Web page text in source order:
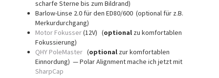
scharfe Sterne bis zum Bildrand)
Barlow-Linse 2.0 für den ED80/600 (optional für z.B.
Merkurdurchgang)
Motor Fokusser(12V) (optional zu komfortablen
Fokussierung)
QHY PoleMaster (optional zur komfortablen
Einnordung) — Polar Alignment mache ich jetzt mit
SharpCap